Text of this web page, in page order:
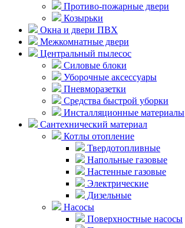
Противо-пожарные двери
Козырьки
Окна и двери ПВХ
Межкомнатные двери
Центральный пылесос
Силовые блоки
Уборочные аксессуары
Пневморазетки
Средства быстрой уборки
Инсталляционные материалы
Сантехнический материал
Котлы отопление
Твердотопливные
Напольные газовые
Настенные газовые
Электрические
Дизельные
Насосы
Поверхностные насосы